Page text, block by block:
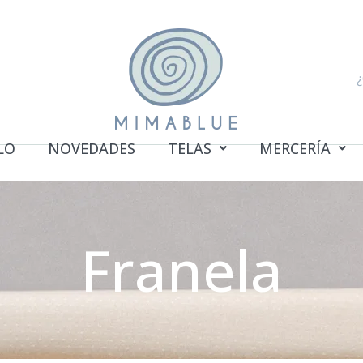
NOVEDADES TELAS MERCERÍA
Franela